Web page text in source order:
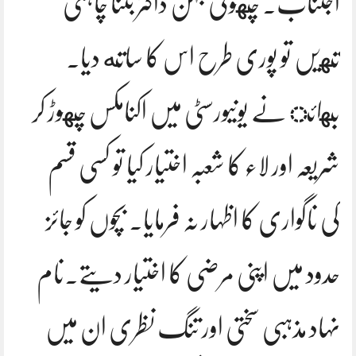
تهیں تو پوری طرح اس کا ساته دیا.
بهائ نے یونیورسٹی میں اکنامکس چهوڑ کر
شریعہ اور لاء کا شعبہ اختیار کیا تو کسی قسم
کی ناگواری کا اظہار نہ فرمایا. بچوں کو جائز
حدود میں اپنی مرضی کا اختیار دیتے.نام
نہاد مذہبی سختی اور تنگ نظری ان میں